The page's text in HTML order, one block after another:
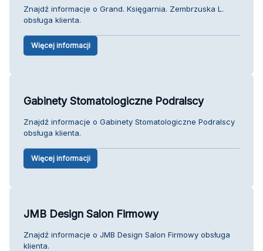
Znajdź informacje o Grand. Księgarnia. Zembrzuska L.
obsługa klienta.
Więcej informacji
Gabinety Stomatologiczne Podralscy
Znajdź informacje o Gabinety Stomatologiczne Podralscy
obsługa klienta.
Więcej informacji
JMB Design Salon Firmowy
Znajdź informacje o JMB Design Salon Firmowy obsługa
klienta.